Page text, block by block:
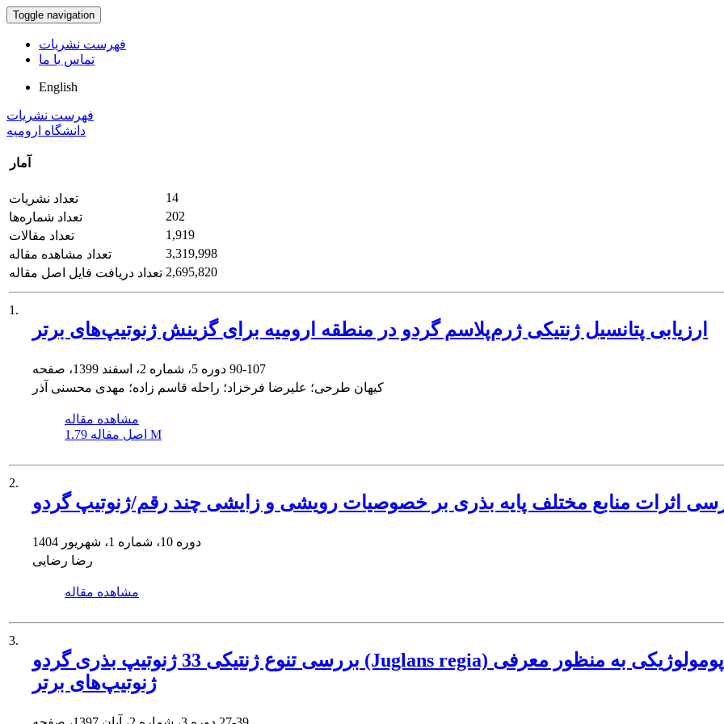
Toggle navigation
فهرست نشریات
تماس با ما
English
فهرست نشریات
دانشگاه ارومیه
آمار
تعداد نشریات
14
تعداد شماره‌ها
202
تعداد مقالات
1,919
تعداد مشاهده مقاله
3,319,998
تعداد دریافت فایل اصل مقاله 2,695,820
1.
ارزیابی پتانسیل ژنتیکی ژرم‌پلاسم گردو در منطقه ارومیه برای گزینش ژنوتیپ‌های برتر
90-107
کیهان طرحی؛ علیرضا فرخزاد؛ راحله قاسم زاده؛ مهدی محسنی آذر
مشاهده مقاله
اصل مقاله 1.79 M
2.
اثرات منابع مختلف پایه بذری بر خصوصیات رویشی و زایشی چند رقم/ژنوتیپ گردو
دوره 10، شماره 1، شهریور 1404
رضا رضایی
مشاهده مقاله
3.
بررسی تنوع ژنتیکی 33 ژنوتیپ بذری گردو (Juglans regia) با استفاده از صفات مورفولوژیکی و پومولوژیکی به منظور معرفی
ژنوتیپ‌های برتر